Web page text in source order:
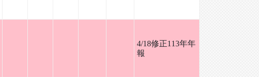
4/18修正113年年
報